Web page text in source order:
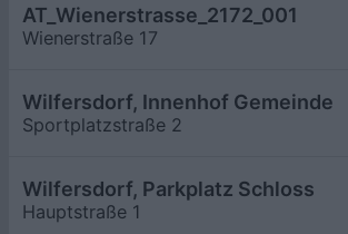
AT_Wienerstrasse_2172_001
Wienerstraße 17
Wilfersdorf, Innenhof Gemeinde
Sportplatzstraße 2
Wilfersdorf, Parkplatz Schloss
Hauptstraße 1